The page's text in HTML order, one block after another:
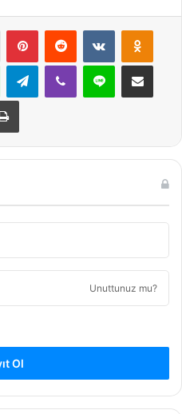
Tumblr PinterestReddit VKontakte
WhatsAppTelegramViber Line E-Posta ile
Yazdır
Unuttunuz mu?
Ol